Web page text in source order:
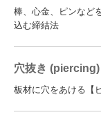
会社案内
会社概要
沿革
棒、心金、ピンなど
込む締結法
穴抜き (piercing)
板材に穴をあける【